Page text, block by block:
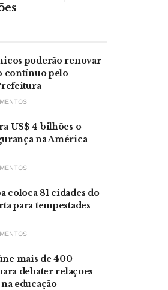
poderão renovar
contínuo pelo
US$ 4 bilhões o
na América
coloca 81 cidades do
para tempestades
mais de 400
debater relações
educação